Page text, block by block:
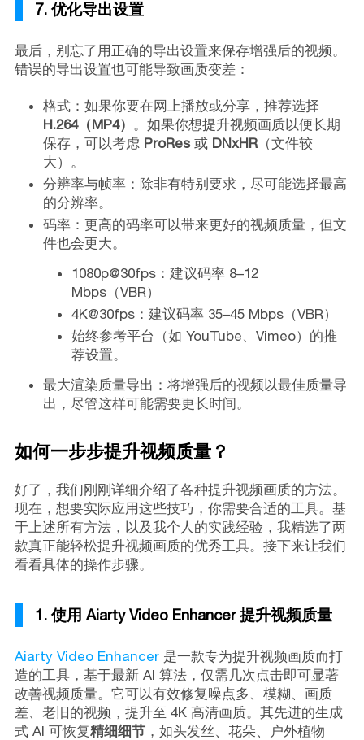
7. 优化导出设置
最后，别忘了用正确的导出设置来保存增强后的视频。
错误的导出设置也可能导致画质变差：
格式：如果你要在网上播放或分享，推荐选择
H.264（MP4） 。如果你想提升视频画质以便长期
保存，可以考虑 ProRes或 DNxHR（文件较
大）。
分辨率与帧率：除非有特别要求，尽可能选择最高
的分辨率。
码率：更高的码率可以带来更好的视频质量，但文
件也会更大。
1080p@30fps：建议码率 8–12
Mbps（VBR）
4K@30fps：建议码率 35–45 Mbps（VBR）
始终参考平台（如 YouTube、Vimeo）的推
荐设置。
最大渲染质量导出：将增强后的视频以最佳质量导
出，尽管这样可能需要更长时间。
如何一步步提升视频质量？
好了，我们刚刚详细介绍了各种提升视频画质的方法。
现在，想要实际应用这些技巧，你需要合适的工具。基
于上述所有方法，以及我个人的实践经验，我精选了两
款真正能轻松提升视频画质的优秀工具。接下来让我们
看看具体的操作步骤。
1. 使用 Aiarty Video Enhancer 提升视频质量
Aiarty Video Enhancer是一款专为提升视频画质而打
造的工具，基于最新 AI 算法，仅需几次点击即可显著
改善视频质量。它可以有效修复噪点多、模糊、画质
差、老旧的视频，提升至 4K 高清画质。其先进的生成
式 AI 可恢复精细细节，如头发丝、花朵、户外植物